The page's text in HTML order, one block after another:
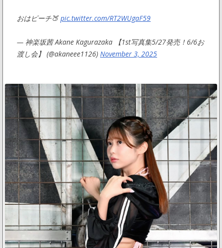
おはピーチ🍑pic.twitter.com/RT2WUgaF59
— 神楽坂茜 Akane Kagurazaka 【1st写真集5/27発売！6/6お
渡し会】 (@akaneee1126) November 3, 2025